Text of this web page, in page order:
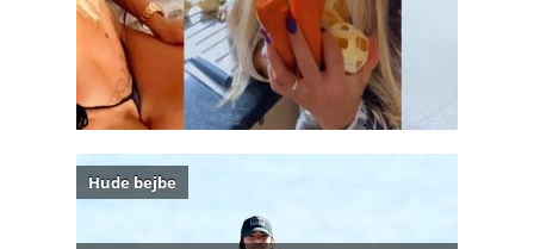
Hude bejbe